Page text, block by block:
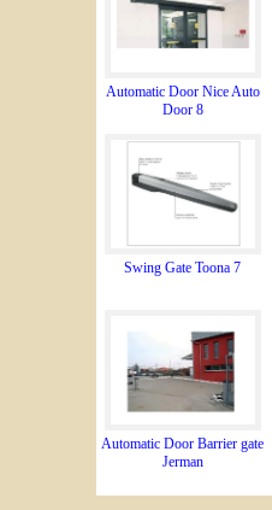
Automatic Door Nice Auto
Door 8
Swing Gate Toona 7
Automatic Door Barrier gate
Jerman